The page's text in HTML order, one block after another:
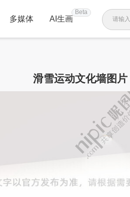
多媒体 AI生画
Beta
请输入
滑雪运动文化墙图片